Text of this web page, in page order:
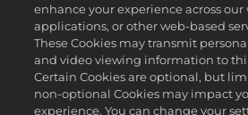
©2025 Gearbox Software. Veröffentlicht
enhance your experience across our
applications, or other web-based
These Cookies may transmit
and video viewing information to
Certain Cookies are optional, but
non-optional Cookies may impact
experience. You can change your